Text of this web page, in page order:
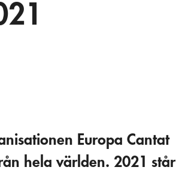
Europa Cantat
hela världen. 2021 står